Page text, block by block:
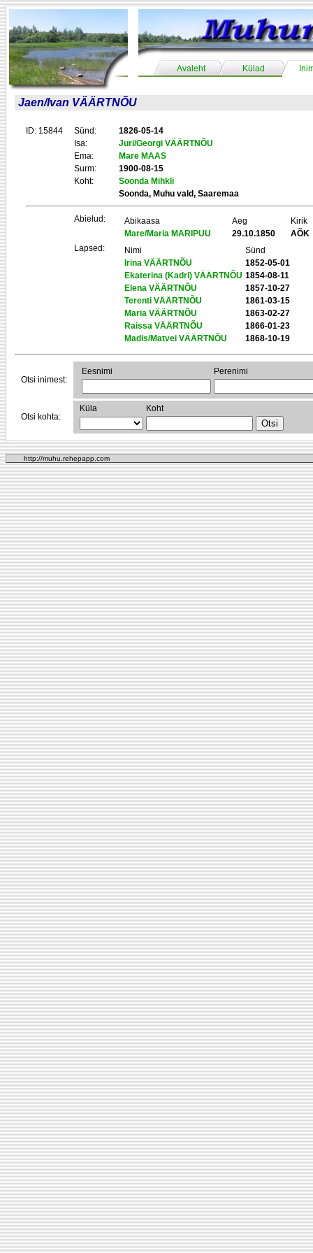
Avaleht Külad
Jaen/Ivan VÄÄRTNÕU
ID: 15844 Sünd:
1826-05-14
Isa:
Juri/Georgi VÄÄRTNÕU
Ema:
Mare MAAS
Surm:
1900-08-15
Koht:
Soonda Mihkli
Soonda, Muhu vald, Saaremaa
Abielud: Abikaasa Aeg
Kirik
Mare/Maria MARIPUU
29.10.1850
AÕK
Lapsed:
Nimi
Sünd
Irina VÄÄRTNÕU
1852-05-01
Ekaterina (Kadri) VÄÄRTNÕU 1854-08-11
Elena VÄÄRTNÕU
1857-10-27
Terenti VÄÄRTNÕU
1861-03-15
Maria VÄÄRTNÕU
1863-02-27
Raissa VÄÄRTNÕU
1866-01-23
Madis/Matvei VÄÄRTNÕU
1868-10-19
Otsi inimest:
Eesnimi Perenimi
Otsi kohta:
Küla Koht
http://muhu.rehepapp.com